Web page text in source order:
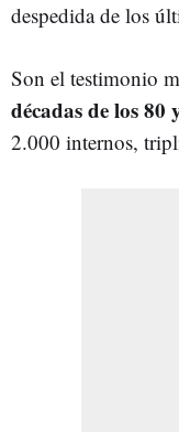
despedida de los
Son el testimonio
décadas de los 80
2.000 internos,